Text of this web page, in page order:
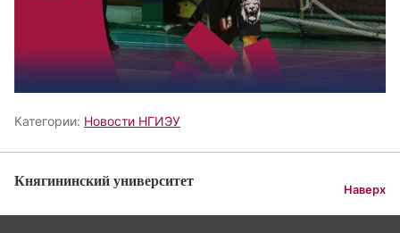
Категории: Новости НГИЭУ
Княгининский университет Наверх